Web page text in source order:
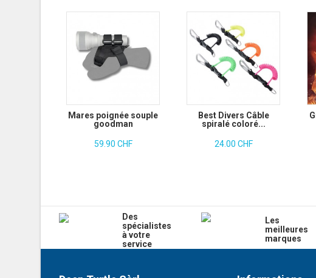
Mares poignée souple
goodman
59.90 CHF
Best Divers Câble
spiralé coloré...
24.00 CHF
Des
spécialistes
à votre
service
Les
meilleures
marques